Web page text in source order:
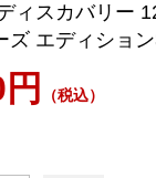
ィスカバリー
ズ エディショ
（税込）